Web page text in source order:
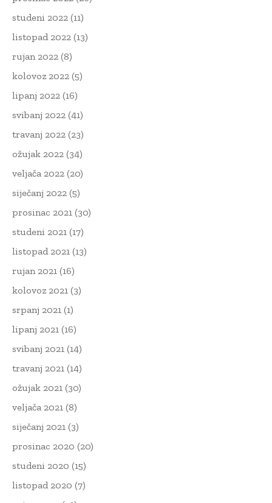
studeni 2022 (11)
listopad 2022 (13)
rujan 2022 (8)
kolovoz 2022 (5)
lipanj 2022 (16)
svibanj 2022 (41)
travanj 2022 (23)
ožujak 2022 (34)
veljača 2022 (20)
siječanj 2022 (5)
prosinac 2021 (30)
studeni 2021 (17)
listopad 2021 (13)
rujan 2021 (16)
kolovoz 2021 (3)
srpanj 2021 (1)
lipanj 2021 (16)
svibanj 2021 (14)
travanj 2021 (14)
ožujak 2021 (30)
veljača 2021 (8)
siječanj 2021 (3)
prosinac 2020 (20)
studeni 2020 (15)
listopad 2020 (7)